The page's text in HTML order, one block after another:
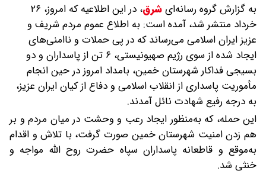
به گزارش گروه رسانه‌ایشرق،
در این اطلاعیه که امروز، ۲۶
خرداد منتشر شد، آمده است: به اطلاع عموم مردم شریف و
عزیز ایران اسلامی می‌رساند که در پی حملات و ناامنی‌های
ایجاد شده از سوی رژیم صهیونیستی، ۶ تن از پاسداران و دو
بسیجی فداکار شهرستان خمین، بامداد امروز در حین انجام
مأموریت پاسداری از انقلاب اسلامی و دفاع از کیان ایران عزیز،
به درجه رفیع شهادت نائل آمدند.
این حمله، که به‌منظور ایجاد رعب و وحشت در میان مردم و بر
هم زدن امنیت شهرستان خمین صورت گرفت، با تلاش و اقدام
به‌موقع و قاطعانه پاسداران سپاه حضرت روح الله مواجه و
خنثی شد.